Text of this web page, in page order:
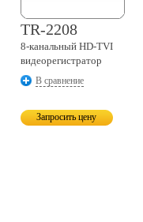
TR-2208
8-канальный HD-TVI
видеорегистратор
В сравнение
Запросить цену